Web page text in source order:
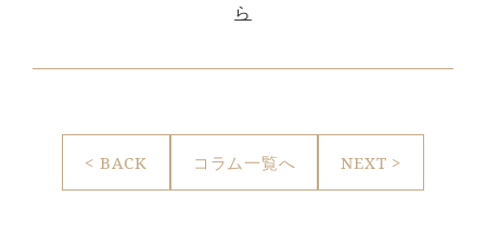
ら
< BACK コラム一覧へ NEXT >